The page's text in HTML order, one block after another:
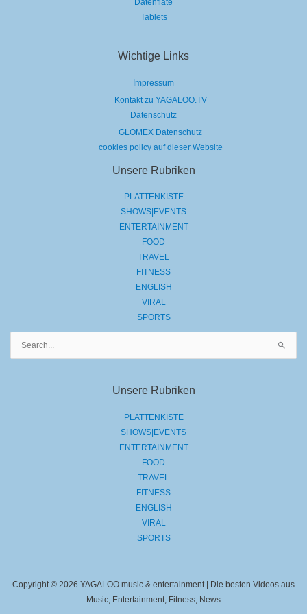
Datenflate
Tablets
Wichtige Links
Impressum
Kontakt zu YAGALOO.TV
Datenschutz
GLOMEX Datenschutz
cookies policy auf dieser Website
Unsere Rubriken
PLATTENKISTE
SHOWS|EVENTS
ENTERTAINMENT
FOOD
TRAVEL
FITNESS
ENGLISH
VIRAL
SPORTS
Unsere Rubriken
PLATTENKISTE
SHOWS|EVENTS
ENTERTAINMENT
FOOD
TRAVEL
FITNESS
ENGLISH
VIRAL
SPORTS
Copyright © 2026 YAGALOO music & entertainment | Die besten Videos aus
Music, Entertainment, Fitness, News